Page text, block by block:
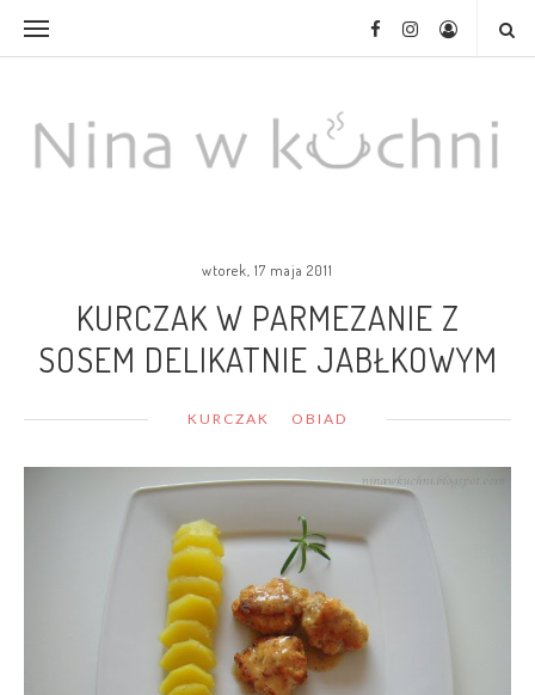
wtorek, 17 maja 2011
KURCZAK W PARMEZANIE Z
SOSEM DELIKATNIE JABŁKOWYM
KURCZAK OBIAD